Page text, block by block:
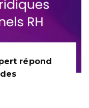
répond